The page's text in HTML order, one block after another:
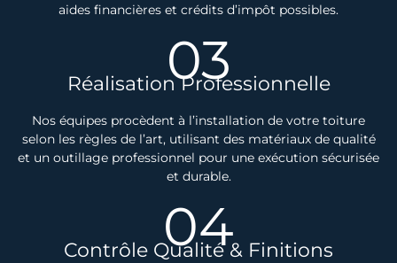
aides financières et crédits d’impôt possibles.
03
Réalisation Professionnelle
Nos équipes procèdent à l’installation de votre toiture
selon les règles de l’art, utilisant des matériaux de qualité
et un outillage professionnel pour une exécution sécurisée
et durable.
04
Contrôle Qualité & Finitions